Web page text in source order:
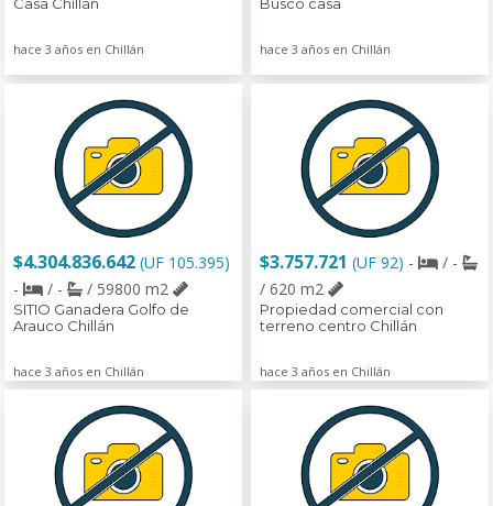
hace 3 años en Chillán hace 3 años en Chillán
$4.304.836.642 (UF 105.395)
-
/ - / 59800 m2
SITIO Ganadera Golfo de
Arauco Chillán
hace 3 años en Chillán
$3.757.721 (UF 92) -
/ -
/ 620 m2
Propiedad comercial con
terreno centro Chillán
hace 3 años en Chillán